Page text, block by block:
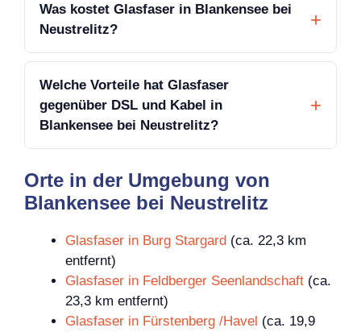
Was kostet Glasfaser in Blankensee bei
Neustrelitz?
Welche Vorteile hat Glasfaser
gegenüber DSL und Kabel in
Blankensee bei Neustrelitz?
Orte in der Umgebung von
Blankensee bei Neustrelitz
Glasfaser in Burg Stargard (ca. 22,3 km
entfernt)
Glasfaser in Feldberger Seenlandschaft (ca.
23,3 km entfernt)
Glasfaser in Fürstenberg /Havel (ca. 19,9